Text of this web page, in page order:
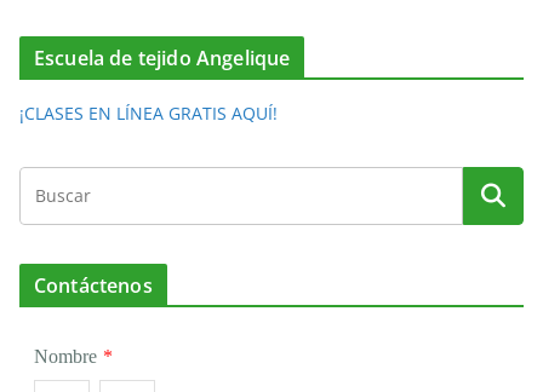
Escuela de tejido Angelique
¡CLASES EN LÍNEA GRATIS AQUÍ!
Contáctenos
Nombre *